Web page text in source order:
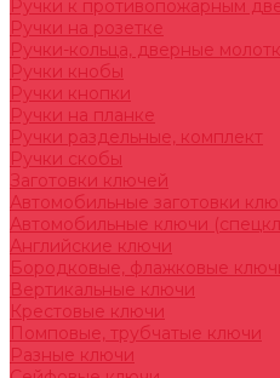
Ручки к противопожарным
Ручки на розетке
Ручки-кольца, дверные
Ручки кнобы
Ручки кнопки
Ручки на планке
Ручки раздельные, комплект
Ручки скобы
Заготовки ключей
Автомобильные заготовки
Автомобильные ключи
Английские ключи
Бородковые, флажковые
Вертикальные ключи
Крестовые ключи
Помповые, трубчатые ключи
Разные ключи